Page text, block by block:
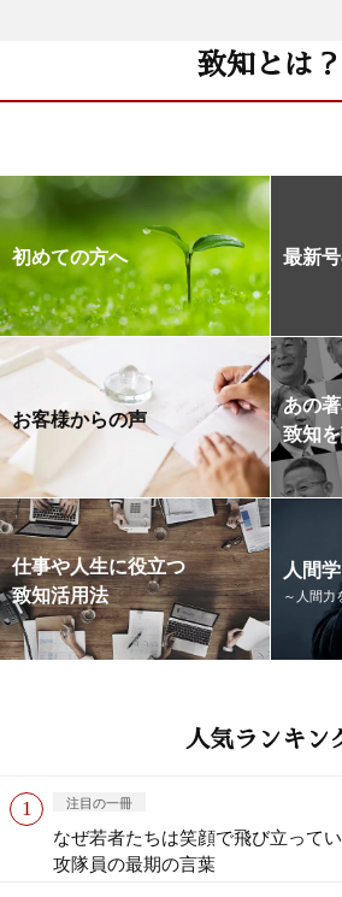
致知とは？
初めての方へ 最新
お客様からの声
あの
致知
仕事や人生に役立つ
致知活用法
人間
～人間力
人気ランキン
注目の一冊
なぜ若者たちは笑顔で飛び立っ
攻隊員の最期の言葉